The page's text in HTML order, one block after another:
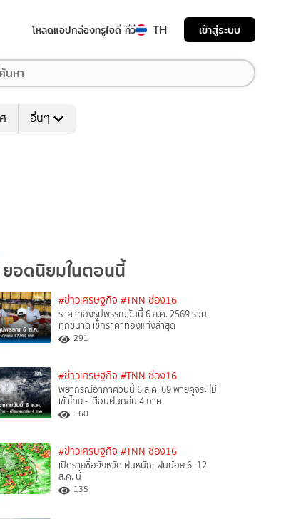
โหลดแอปกล่องทรูไอดี ทีวี TH เข้าสู่ระบบ
อื่นๆ
ยอดนิยมในตอนนี้
#ข่าวเศรษฐกิจ #TNN ช่อง16
ราคาทองรูปพรรณวันนี้ 6 ส.ค. 2569 รวม
ทุกขนาด เช็กราคาทองแท่งล่าสุด
291
#ข่าวเศรษฐกิจ #TNN ช่อง16
พยากรณ์อากาศวันนี้ 6 ส.ค. 69 พายุคูจิระ ไม่
เข้าไทย - เตือนฝนถล่ม 4 ภาค
160
#ข่าวเศรษฐกิจ #TNN ช่อง16
เปิดรายชื่อจังหวัด ฝนหนัก–ฝนน้อย 6–12
ส.ค. นี้
135